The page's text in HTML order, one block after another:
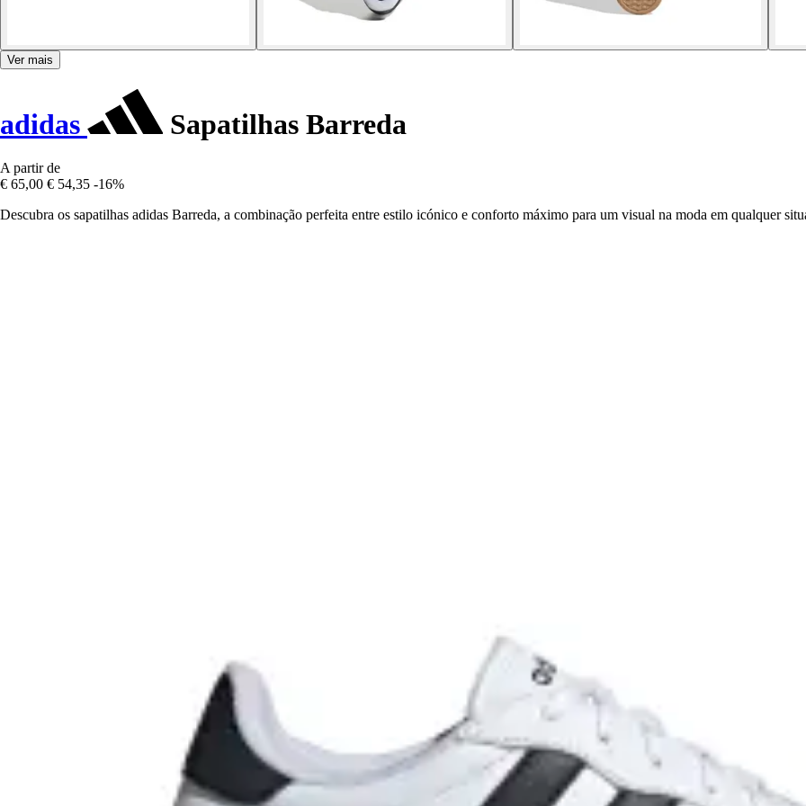
Ver mais
adidas Sapatilhas Barreda
A partir de
€ 65,00 € 54,35 -16%
Descubra os sapatilhas adidas Barreda, a combinação perfeita entre estilo icónico e conforto máximo para um visual na moda em qualquer